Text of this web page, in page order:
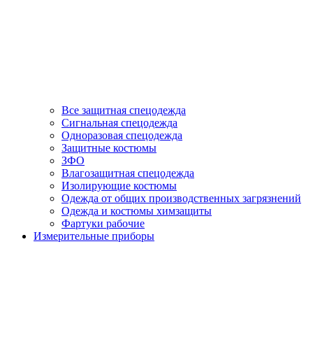
Все защитная спецодежда
Сигнальная спецодежда
Одноразовая спецодежда
Защитные костюмы
ЗФО
Влагозащитная спецодежда
Изолирующие костюмы
Одежда от общих производственных загрязнений
Одежда и костюмы химзащиты
Фартуки рабочие
Измерительные приборы